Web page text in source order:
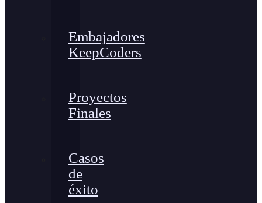
Embajadores
KeepCoders
Proyectos
Finales
Casos
de
éxito